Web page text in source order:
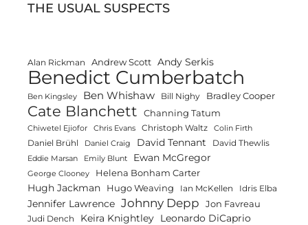
THE USUAL SUSPECTS
Alan Rickman Andrew Scott Andy Serkis
Benedict Cumberbatch
Ben Kingsley Ben Whishaw Bill Nighy Bradley Cooper
Cate Blanchett Channing Tatum
Chiwetel Ejiofor Chris Evans Christoph Waltz Colin Firth
Daniel Brühl Daniel Craig David Tennant David Thewlis
Eddie Marsan Emily Blunt Ewan McGregor
George Clooney Helena Bonham Carter
Hugh Jackman Hugo Weaving Ian McKellen Idris Elba
Jennifer Lawrence Johnny Depp Jon Favreau
Judi Dench Keira Knightley Leonardo DiCaprio